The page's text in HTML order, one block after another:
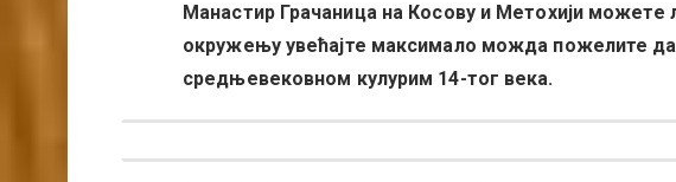
Манастир Грачаница на Косову и Метохији
окружењу увећајте максимало можда пожелите да
средњевековном кулурим 14-тог века.